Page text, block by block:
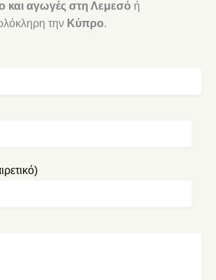
και αγωγές στη Λεμεσό ή
την Κύπρο.